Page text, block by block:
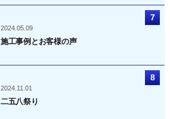
2024.05.09
施工事例とお客様の声
2024.11.01
二五八祭り